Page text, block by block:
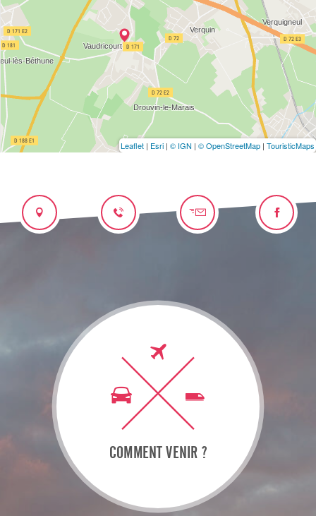
Leaflet | Esri | © IGN | © OpenStreetMap | TouristicMaps
COMMENT VENIR ?